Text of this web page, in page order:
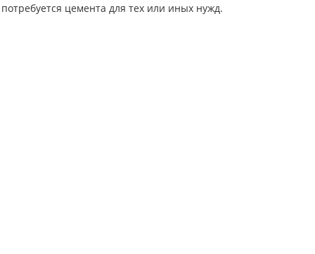
потребуется цемента для тех или иных нужд.